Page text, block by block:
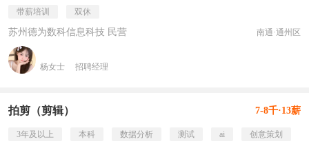
带薪培训
双休
苏州德为数科信息科技 民营 南通·通州区
杨女士 招聘经理
拍剪（剪辑） 7-8千·13薪
3年及以上 本科 数据分析 测试 ai 创意策划